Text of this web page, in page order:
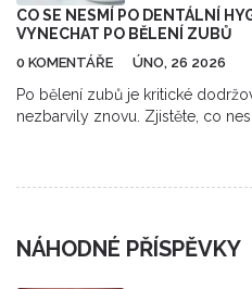
CO SE NESMÍ PO DENTÁLNÍ
VYNECHAT PO BĚLENÍ ZUBŮ
0 KOMENTÁŘE ÚNO, 26 2026
Po bělení zubů je kritické
nezbarvily znovu. Zjistěte, co
NÁHODNÉ PŘÍSPĚVKY